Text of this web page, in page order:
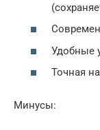
Удобные
Точная
Минусы: